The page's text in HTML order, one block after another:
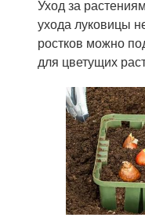
Уход за
ухода луковицы
ростков можно
для цветущих